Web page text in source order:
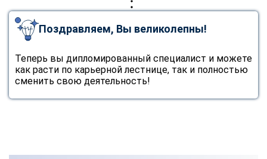
Поздравляем, Вы великолепны!
Теперь вы дипломированный специалист и можете
как расти по карьерной лестнице, так и полностью
сменить свою деятельность!